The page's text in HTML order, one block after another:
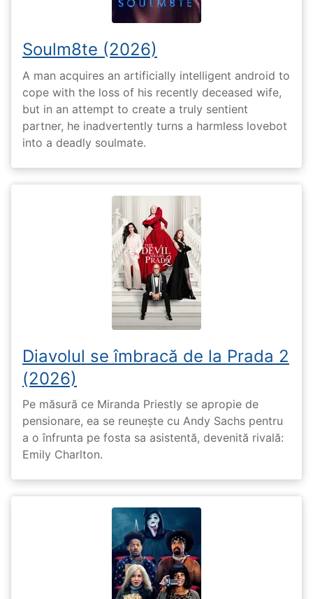
Soulm8te (2026)
A man acquires an artificially intelligent android to
cope with the loss of his recently deceased wife,
but in an attempt to create a truly sentient
partner, he inadvertently turns a harmless lovebot
into a deadly soulmate.
Diavolul se îmbracă de la Prada 2
(2026)
Pe măsură ce Miranda Priestly se apropie de
pensionare, ea se reunește cu Andy Sachs pentru
a o înfrunta pe fosta sa asistentă, devenită rivală:
Emily Charlton.